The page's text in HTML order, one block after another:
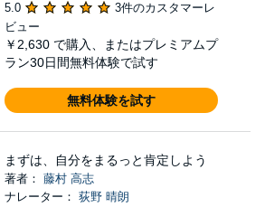
5.0
3件のカスタマーレ
ビュー
￥2,630 で購入、またはプレミアムプ
ラン30日間無料体験で試す
無料体験を試す
まずは、自分をまるっと肯定しよう
著者： 藤村 高志
ナレーター： 荻野 晴朗